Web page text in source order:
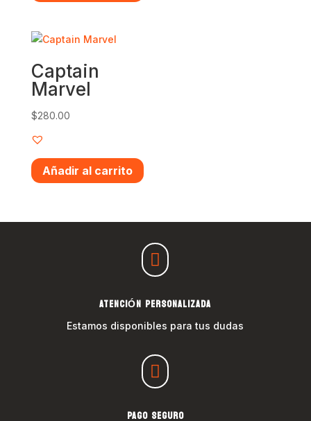
Captain
Marvel
$280.00
Añadir al carrito

ATENCIÓN PERSONALIZADA
Estamos disponibles para tus dudas

PAGO SEGURO